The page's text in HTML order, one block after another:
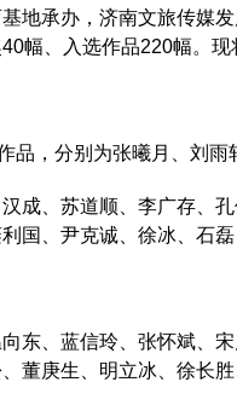
地承办，济南文旅传媒
幅、入选作品220幅。现
，分别为张曦月、刘雨
、苏道顺、李广存、孔
国、尹克诚、徐冰、石磊
、蓝信玲、张怀斌、宋
董庚生、明立冰、徐长